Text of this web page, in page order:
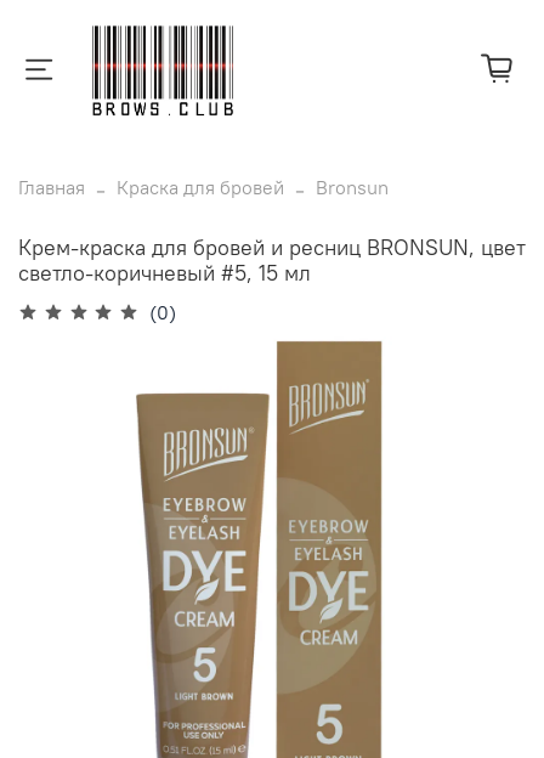
Главная Краска для бровей Bronsun
Крем-краска для бровей и ресниц BRONSUN, цвет
светло-коричневый #5, 15 мл
(0)